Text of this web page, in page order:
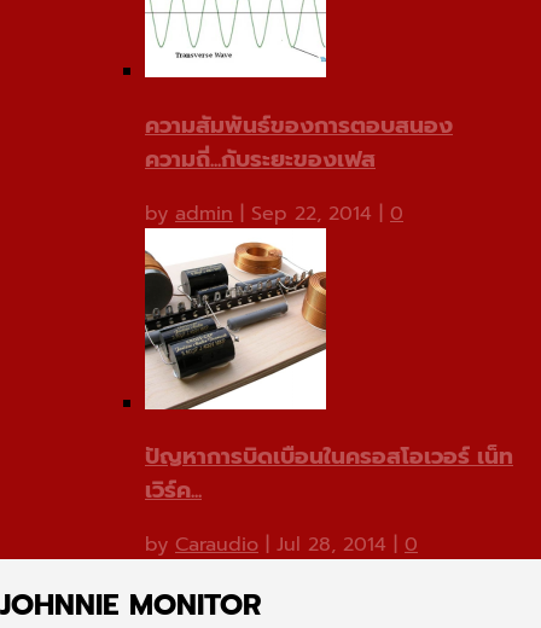
ความสัมพันธ์ของการตอบสนอง
ความถี่...กับระยะของเฟส
by admin | Sep 22, 2014 | 0
ปัญหาการบิดเบือนในครอสโอเวอร์ เน็ท
เวิร์ค...
by Caraudio | Jul 28, 2014 | 0
JOHNNIE MONITOR